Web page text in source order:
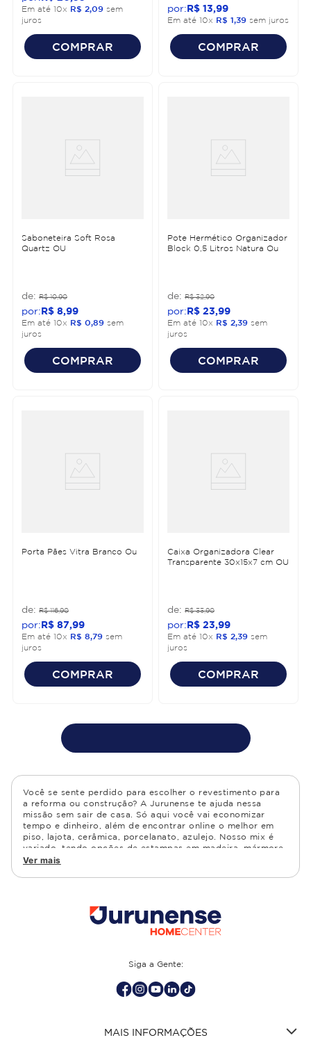
Em até 10x R$ 2 09 sem
juros
COMPRAR
R$ 13 99
Em até 10x R$ 1 39 sem juros
COMPRAR
Saboneteira Soft Rosa
Quartz OU
R$ 10,90
R$ 8 99
Em até 10x R$ 0 89 sem
juros
COMPRAR
Pote Hermético Organizador
Block 0,5 Litros Natura Ou
R$ 32,90
R$ 23 99
Em até 10x R$ 2 39 sem
juros
COMPRAR
Porta Pães Vitra Branco Ou
R$ 116,90
R$ 87 99
Em até 10x R$ 8 79 sem
juros
COMPRAR
Caixa Organizadora Clear
Transparente 30x15x7 cm OU
R$ 33,90
R$ 23 99
Em até 10x R$ 2 39 sem
juros
COMPRAR
Você se sente perdido para escolher o revestimento para
a reforma ou construção? A Jurunense te ajuda nessa
missão sem sair de casa. Só aqui você vai economizar
tempo e dinheiro, além de encontrar online o melhor em
piso, lajota, cerâmica, porcelanato, azulejo. Nosso mix é
variado, tendo opções de estampas em madeira, mármore,
granito, cimento, geométrico, e muito mais Confira as
cozinha, quarto, sala de estar.
Ver mais
Siga a Gente:
MAIS INFORMAÇÕES